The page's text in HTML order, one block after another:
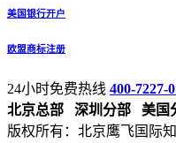
美国银行开户
欧盟商标注册
24小时免费热线 400-7227-
北京总部 深圳分部 美国
版权所有：北京鹰飞国际